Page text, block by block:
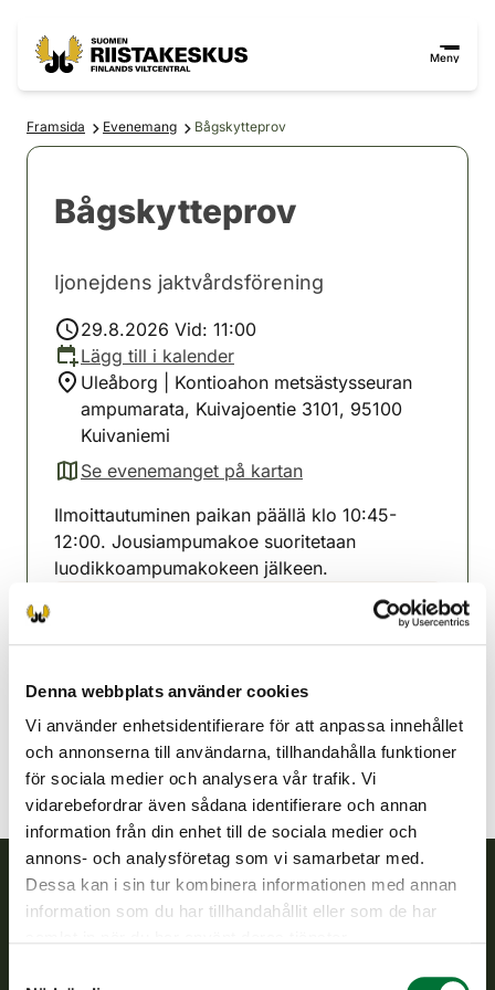
Denna webbplats använder cookies
Vi använder enhetsidentifierare för att anpassa innehållet
och annonserna till användarna, tillhandahålla funktioner
för sociala medier och analysera vår trafik. Vi
vidarebefordrar även sådana identifierare och annan
information från din enhet till de sociala medier och
annons- och analysföretag som vi samarbetar med.
Dessa kan i sin tur kombinera informationen med annan
information som du har tillhandahållit eller som de har
Meny
Framsida Evenemang Bågskytteprov
Bågskytteprov
Ijonejdens jaktvårdsförening
29.8.2026 Vid: 11:00
Lägg till i kalender
Uleåborg | Kontioahon metsästysseuran
ampumarata, Kuivajoentie 3101, 95100
Kuivaniemi
Se evenemanget på kartan
(avautuu uuteen välilehteen)
Ilmoittautuminen paikan päällä klo 10:45-
12:00. Jousiampumakoe suoritetaan
luodikkoampumakokeen jälkeen.
Uleåborg
ii@rhy.riista.fi
Finlands viltcentral